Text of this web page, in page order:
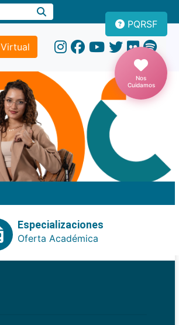
PQRSF
Nos
Cuidamos
Especializaciones
Oferta Académica